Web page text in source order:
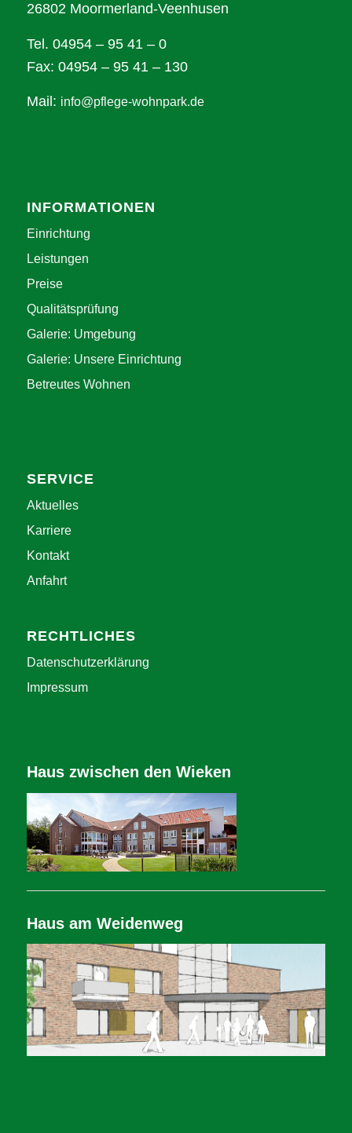
26802 Moormerland-Veenhusen
Tel. 04954 – 95 41 – 0
Fax: 04954 – 95 41 – 130
Mail: info@pflege-wohnpark.de
INFORMATIONEN
Einrichtung
Leistungen
Preise
Qualitätsprüfung
Galerie: Umgebung
Galerie: Unsere Einrichtung
Betreutes Wohnen
SERVICE
Aktuelles
Karriere
Kontakt
Anfahrt
RECHTLICHES
Datenschutzerklärung
Impressum
Haus zwischen den Wieken
Haus am Weidenweg